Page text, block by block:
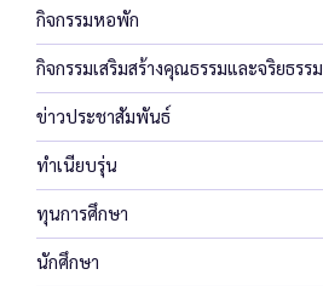
กิจกรรมหอพัก
กิจกรรมเสริมสร้างคุณธรรมและจริยธรรม
ข่าวประชาสัมพันธ์
ทำเนียบรุ่น
ทุนการศึกษา
นักศึกษา